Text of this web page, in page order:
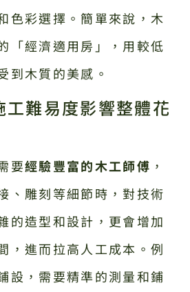
色彩選擇。簡單來說，木
「經濟適用房」，用較低
到木質的美感。
工難易度影響整體花
要經驗豐富的木工師傅 ，
、雕刻等細節時，對技術
的造型和設計，更會增加
，進而拉高人工成本。例
設，需要精準的測量和鋪